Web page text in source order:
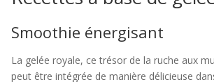
Smoothie énergisant
La gelée royale, ce trésor de la ruche aux
peut être intégrée de manière délicieuse